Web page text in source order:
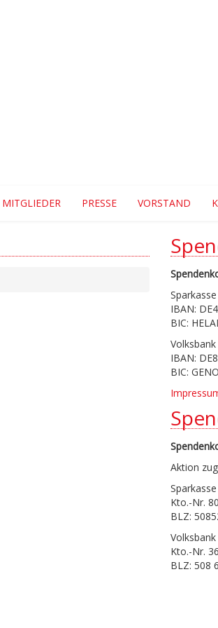
MITGLIEDER PRESSE VORSTAND
IBAN:
BIC:
IBAN:
BIC:
Aktion
Kto.-Nr.
BLZ:
Kto.-Nr.
BLZ: 508